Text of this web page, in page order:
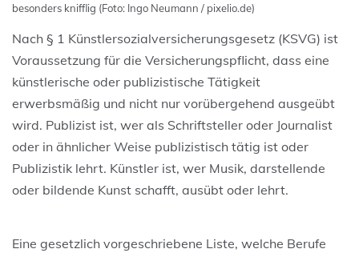
besonders knifflig (Foto: Ingo Neumann / pixelio.de)
Nach § 1 Künstlersozialversicherungsgesetz (KSVG) ist
Voraussetzung für die Versicherungspflicht, dass eine
künstlerische oder publizistische Tätigkeit
erwerbsmäßig und nicht nur vorübergehend ausgeübt
wird. Publizist ist, wer als Schriftsteller oder Journalist
oder in ähnlicher Weise publizistisch tätig ist oder
Publizistik lehrt. Künstler ist, wer Musik, darstellende
oder bildende Kunst schafft, ausübt oder lehrt.
Eine gesetzlich vorgeschriebene Liste, welche Berufe